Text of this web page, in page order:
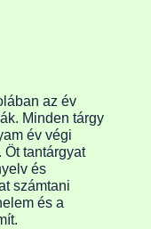
az év
Minden tárgy
év végi
Öt tantárgyat
és
számtani
és a